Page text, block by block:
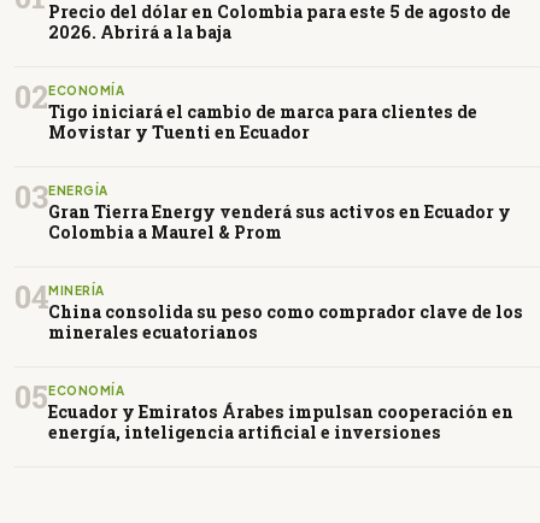
Precio del dólar en Colombia para este 5 de agosto de
2026. Abrirá a la baja
02ECONOMÍA
Tigo iniciará el cambio de marca para clientes de
Movistar y Tuenti en Ecuador
03ENERGÍA
Gran Tierra Energy venderá sus activos en Ecuador y
Colombia a Maurel & Prom
04MINERÍA
China consolida su peso como comprador clave de los
minerales ecuatorianos
05ECONOMÍA
Ecuador y Emiratos Árabes impulsan cooperación en
energía, inteligencia artificial e inversiones